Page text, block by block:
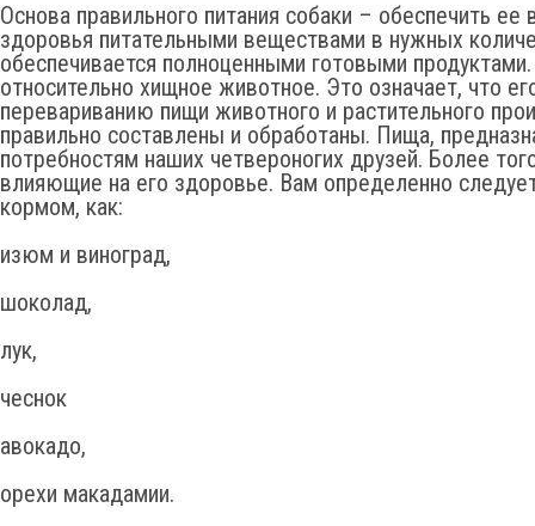
Основа правильного питания собаки – обеспечить
здоровья питательными веществами в нужных
обеспечивается полноценными готовыми
относительно хищное животное. Это означает, что
перевариванию пищи животного и растительного
правильно составлены и обработаны. Пища,
потребностям наших четвероногих друзей. Более
влияющие на его здоровье. Вам определенно
кормом, как:
изюм и виноград,
шоколад,
лук,
чеснок
авокадо,
орехи макадамии.